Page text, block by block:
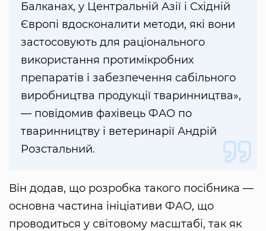
Балканах, у Центральній Азії і Східній
Європі вдосконалити методи, які вони
застосовують для раціонального
використання протимікробних
препаратів і забезпечення сабільного
виробництва продукції тваринництва»,
— повідомив фахівець ФАО по
тваринництву і ветеринарії Андрій
Розстальний.
Він додав, що розробка такого посібника —
основна частина ініціативи ФАО, що
проводиться у світовому масштабі, так як